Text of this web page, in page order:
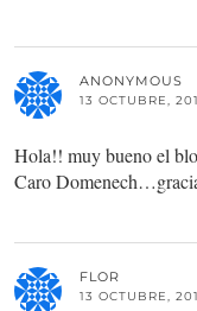
ANONYMOUS
13 OCTUBRE,
Hola!! muy bueno el
Caro
FLOR
13 OCTUBRE,